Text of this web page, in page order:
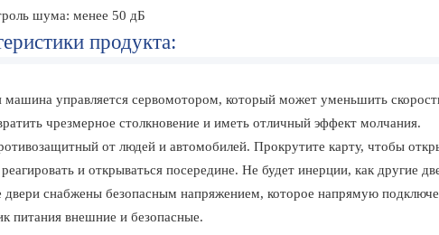
шума: менее 50 дБ
продукта:
машина управляется сервомотором, который может уменьшить
чрезмерное столкновение и иметь отличный эффект молчания.
от людей и автомобилей. Прокрутите карту, чтобы
и открываться посередине. Не будет инерции, как другие
двери снабжены безопасным напряжением, которое напрямую
питания внешние и безопасные.